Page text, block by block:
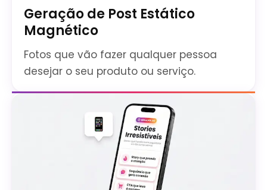
Geração de Post Estático
Magnético
Fotos que vão fazer qualquer pessoa
desejar o seu produto ou serviço.